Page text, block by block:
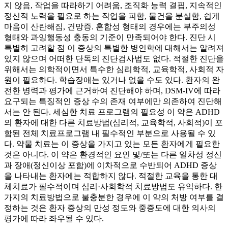
지 않음, 작업을 따라하기 어려움, 조직화 능력 결핍, 지속적인
정신적 노력을 필요로 하는 작업을 피함, 물건을 분실함, 쉽게
마음이 산란해짐, 건망증. 혼합성 형태의 경우에는 부주의성
형태와 과잉행동성 충동의 기준이 만족되어야 한다. 진단 시
특별히 고려할 점 이 증상의 특별한 병인학에 대해서는 알려져
있지 않으며 어떠한 단독의 진단검사법도 없다. 적절한 진단을
위해서는 의학적이면서 특수한 심리학적, 교육학적, 사회적 자
원이 필요하다. 학습장애는 있거나 없을 수도 있다. 환자의 완
전한 병력과 평가에 근거하여 진단해야 하며, DSM-IV에 따라
요구되는 특징적인 증상 수의 존재 여부에만 의존하여 진단해
서는 안 된다. 세심한 치료 프로그램의 필요성 이 약은 ADHD
의 환자에 대한 다른 치료방법(심리적, 교육학적, 사회적)이 포
함된 전체 치료프로그램 내 필수적인 부분으로 사용될 수 있
다. 약물 치료는 이 증상을 가지고 있는 모든 환자에게 필요한
것은 아니다. 이 약은 환경적인 요인 및/또는 다른 일차성 정신
과 장애(정신이상 포함)에 이차적으로 수반되어 ADHD 증상
을 나타내는 환자에는 적합하지 않다. 적절한 교육을 통한 대
체치료가 필수적이며 심리·사회학적 치료방법도 유익하다. 한
가지의 치료방법으로 불충분한 경우에 이 약의 처방 여부를 결
정하는 것은 환자 증상의 만성 정도와 중증도에 대한 의사의
평가에 따라 좌우될 수 있다.